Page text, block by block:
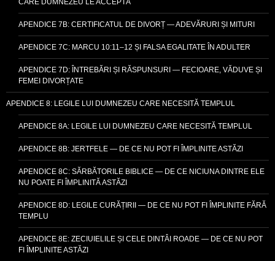
APENDICE 7B: CERTIFICATUL DE DIVORȚ — ADEVĂRURI ȘI MITURI
APENDICE 7C: MARCU 10:11–12 ȘI FALSA EGALITATE ÎN ADULTER
APENDICE 7D: ÎNTREBĂRI ȘI RĂSPUNSURI — FECIOARE, VĂDUVE ȘI
FEMEI DIVORȚATE
APENDICE 8: LEGILE LUI DUMNEZEU CARE NECESITĂ TEMPLUL
APENDICE 8A: LEGILE LUI DUMNEZEU CARE NECESITĂ TEMPLUL
APENDICE 8B: JERTFELE — DE CE NU POT FI ÎMPLINITE ASTĂZI
APENDICE 8C: SĂRBĂTORILE BIBLICE — DE CE NICIUNA DINTRE ELE
NU POATE FI ÎMPLINITĂ ASTĂZI
APENDICE 8D: LEGILE CURĂȚIRII — DE CE NU POT FI ÎMPLINITE FĂRĂ
TEMPLU
APENDICE 8E: ZECIUIELILE ȘI CELE DINTÂI ROADE — DE CE NU POT
FI ÎMPLINITE ASTĂZI